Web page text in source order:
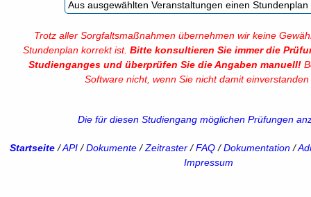
Trotz aller Sorgfaltsmaßnahmen übernehmen wir keine
Stundenplan korrekt ist. Bitte konsultieren Sie immer die
Studienganges und überprüfen Sie die Angaben manuell!
Software nicht, wenn Sie nicht damit einverstanden
Die für diesen Studiengang möglichen Prüfungen
Startseite/API/Dokumente/Zeitraster/FAQ/Dokumentation/
Impressum